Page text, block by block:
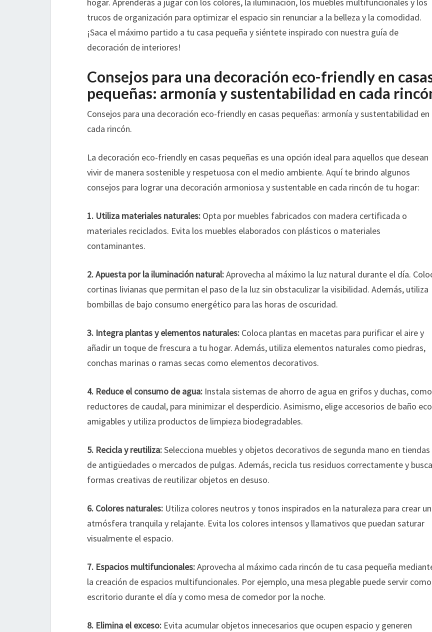
CASA
PEQUEÑA
hogar. Aprenderás a jugar con los colores, la iluminación, los muebles multifuncionales y los
trucos de organización para optimizar el espacio sin renunciar a la belleza y la comodidad.
¡Saca el máximo partido a tu casa pequeña y siéntete inspirado con nuestra guía de
decoración de interiores!
Consejos para una decoración eco-friendly en
pequeñas: armonía y sustentabilidad en cada
Consejos para una decoración eco-friendly en casas pequeñas: armonía y sustentabilidad en
cada rincón.
La decoración eco-friendly en casas pequeñas es una opción ideal para aquellos que desean
vivir de manera sostenible y respetuosa con el medio ambiente. Aquí te brindo algunos
consejos para lograr una decoración armoniosa y sustentable en cada rincón de tu hogar:
1. Utiliza materiales naturales: Opta por muebles fabricados con madera certificada o
materiales reciclados. Evita los muebles elaborados con plásticos o materiales
contaminantes.
2. Apuesta por la iluminación natural:Aprovecha al máximo la luz natural durante el día.
cortinas livianas que permitan el paso de la luz sin obstaculizar la visibilidad. Además, utiliza
bombillas de bajo consumo energético para las horas de oscuridad.
3. Integra plantas y elementos naturales: Coloca plantas en macetas para purificar el aire y
añadir un toque de frescura a tu hogar. Además, utiliza elementos naturales como piedras,
conchas marinas o ramas secas como elementos decorativos.
4. Reduce el consumo de agua: Instala sistemas de ahorro de agua en grifos y duchas, como
reductores de caudal, para minimizar el desperdicio. Asimismo, elige accesorios de baño
amigables y utiliza productos de limpieza biodegradables.
5. Recicla y reutiliza:Selecciona muebles y objetos decorativos de segunda mano en tiendas
de antigüedades o mercados de pulgas. Además, recicla tus residuos correctamente y busca
formas creativas de reutilizar objetos en desuso.
6. Colores naturales: Utiliza colores neutros y tonos inspirados en la naturaleza para crear
atmósfera tranquila y relajante. Evita los colores intensos y llamativos que puedan saturar
visualmente el espacio.
7. Espacios multifuncionales:Aprovecha al máximo cada rincón de tu casa pequeña
la creación de espacios multifuncionales. Por ejemplo, una mesa plegable puede servir como
escritorio durante el día y como mesa de comedor por la noche.
8. Elimina el exceso: Evita acumular objetos innecesarios que ocupen espacio y generen